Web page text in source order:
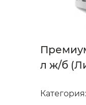
л ж/б
Категория: